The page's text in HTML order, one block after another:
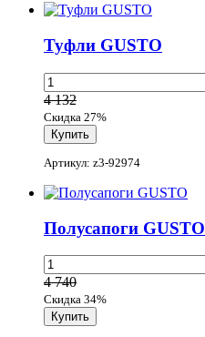
Туфли GUSTO
4 132
Скидка 27%
Артикул: z3-92974
Полусапоги GUSTO
4 740
Скидка 34%